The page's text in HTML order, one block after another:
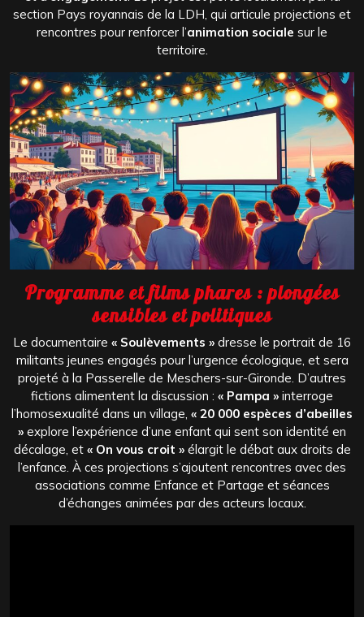
section Pays royannais de la LDH, qui articule projections et
rencontres pour renforcer l’animation sociale sur le
territoire.
Programme et films phares : plongées
sensibles et politiques
Le documentaire « Soulèvements » dresse le portrait de 16
militants jeunes engagés pour l’urgence écologique, et sera
projeté à la Passerelle de Meschers-sur-Gironde. D’autres
fictions alimentent la discussion : « Pampa » interroge
l’homosexualité dans un village, « 20 000 espèces d’abeilles
» explore l’expérience d’une enfant qui sent son identité en
décalage, et « On vous croit »élargit le débat aux droits de
l’enfance. À ces projections s’ajoutent rencontres avec des
associations comme Enfance et Partage et séances
d’échanges animées par des acteurs locaux.